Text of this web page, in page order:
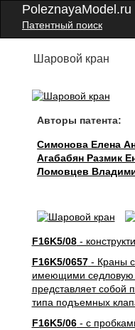
PoleznayaModel.ru
Патентный поиск
Шаровой кран
Авторы патента:
Симонова Елена
Агабабян Размик
Ломовцев
F16K5/08-
F16K5/0657- Краны с
имеющими седловую
представляет собой
типа подъемных
F16K5/06- с